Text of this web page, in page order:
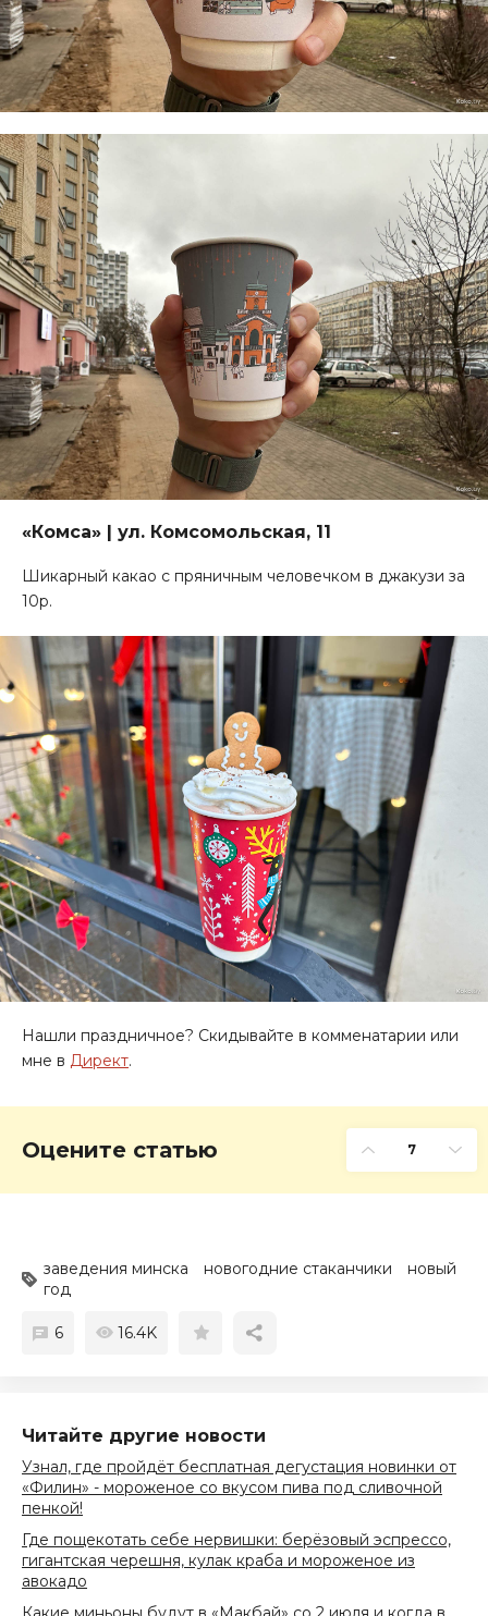
«Комса» | ул. Комсомольская, 11
Шикарный какао с пряничным человечком в джакузи за
10р.
Нашли праздничное? Скидывайте в комменатарии или
мне в Директ.
Оцените статью 7
заведения минска новогодние стаканчики
новый
год
6 16.4K
Читайте другие новости
Узнал, где пройдёт бесплатная дегустация новинки от
«Филин» - мороженое со вкусом пива под сливочной
пенкой!
Где пощекотать себе нервишки: берёзовый эспрессо,
гигантская черешня, кулак краба и мороженое из
авокадо